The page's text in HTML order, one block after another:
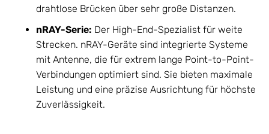
drahtlose Brücken über sehr große Distanzen.
nRAY-Serie: Der High-End-Spezialist für weite
Strecken. nRAY-Geräte sind integrierte Systeme
mit Antenne, die für extrem lange Point-to-Point-
Verbindungen optimiert sind. Sie bieten maximale
Leistung und eine präzise Ausrichtung für höchste
Zuverlässigkeit.